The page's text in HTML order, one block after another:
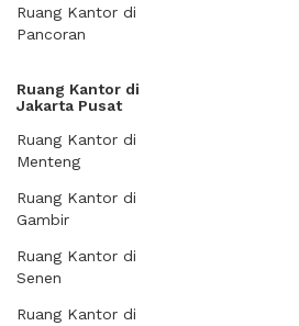
Ruang Kantor di
Pancoran
Ruang Kantor di
Jakarta Pusat
Ruang Kantor di
Menteng
Ruang Kantor di
Gambir
Ruang Kantor di
Senen
Ruang Kantor di